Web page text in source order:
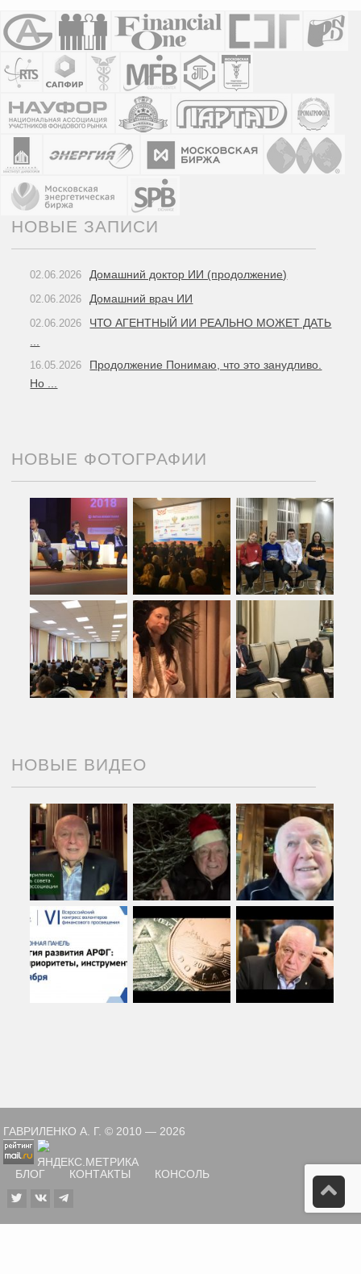
НОВЫЕ ЗАПИСИ
02.06.2026 Домашний доктор ИИ (продолжение)
02.06.2026 Домашний врач ИИ
02.06.2026
ЧТО АГЕНТНЫЙ ИИ РЕАЛЬНО МОЖЕТ ДАТЬ
16.05.2026
Продолжение Понимаю, что это занудливо.
Но ...
НОВЫЕ ФОТОГРАФИИ
НОВЫЕ ВИДЕО
ГАВРИЛЕНКО А. Г. © 2010 — 2026
БЛОГ КОНТАКТЫ КОНСОЛЬ